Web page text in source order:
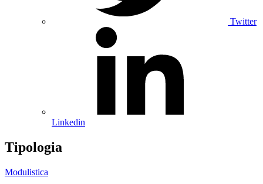
Twitter
Linkedin
Tipologia
Modulistica